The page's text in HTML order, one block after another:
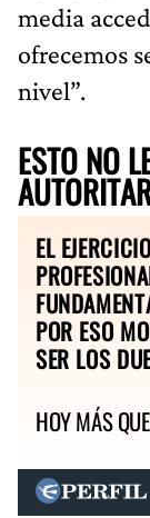
media
ofrecemos
nivel”.
ESTO NO
EL
POR ESO
SER LOS
HOY MÁS